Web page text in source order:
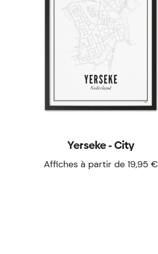
Yerseke - City
Affiches à partir de 19,95 €